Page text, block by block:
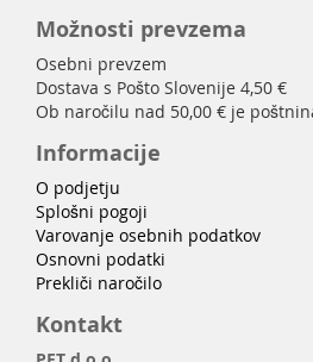
Možnosti prevzema
Osebni prevzem
Dostava s Pošto Slovenije 4,50 €
Ob naročilu nad 50,00 € je
Informacije
O podjetju
Splošni pogoji
Varovanje osebnih podatkov
Osnovni podatki
Prekliči naročilo
Kontakt